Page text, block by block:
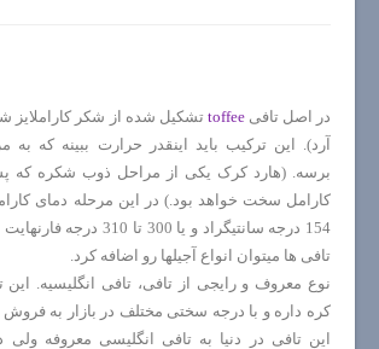
در اصل تافیtoffee تشکیل شده از شکر کاراملایز
آرد). این ترکیب باید اینقدر حرارت ببینه که به
برسه. (هارد کرک یکی از مراحل ذوب شکره که
154 درجه سانتیگراد و یا 300
تافی ها میتوان انواع آجیلها رو اضافه کرد.
نوع معروف و رایجی از تافی، تافی انگلیسیه. این
کره داره و با درجه سختی مختلف در بازار به
این تافی در دنیا به تافی انگلیسی معروفه ولی